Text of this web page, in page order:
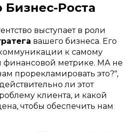
Бизнес-Роста
выступает в роли
вашего бизнеса. Его
к самому
финансовой метрике. МА не
прорекламировать это?",
ли этот
клиента, и какой
чтобы обеспечить нам